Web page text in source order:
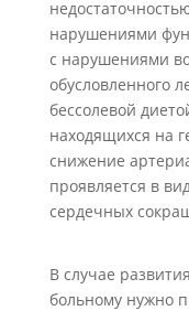
нарушениями
с нарушениями
обусловленного
бессолевой
находящихся на
снижение
проявляется в
сердечных
В случае
больному нужно